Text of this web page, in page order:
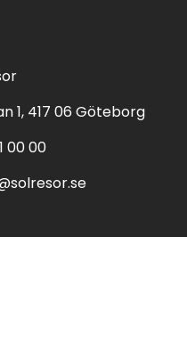
1, 417 06 Göteborg
00 00